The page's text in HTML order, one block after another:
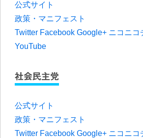
公式サイト
政策・マニフェスト
Twitter Facebook Google+ ニコニコ
YouTube
社会民主党
公式サイト
政策・マニフェスト
Twitter Facebook Google+ ニコニコ